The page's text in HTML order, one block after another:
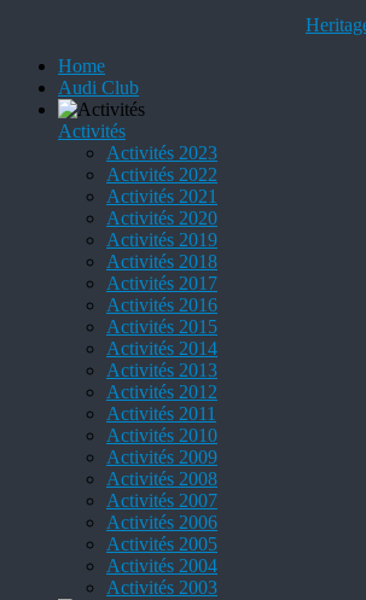
Home
Audi Club
Activités
Activités 2023
Activités 2022
Activités 2021
Activités 2020
Activités 2019
Activités 2018
Activités 2017
Activités 2016
Activités 2015
Activités 2014
Activités 2013
Activités 2012
Activités 2011
Activités 2010
Activités 2009
Activités 2008
Activités 2007
Activités 2006
Activités 2005
Activités 2004
Activités 2003